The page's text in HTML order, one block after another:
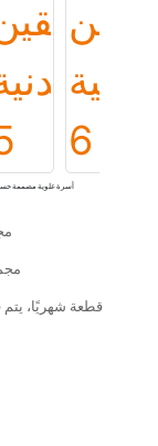
أسرة علوية مصممة
120
10000 قطعة شهريًا،